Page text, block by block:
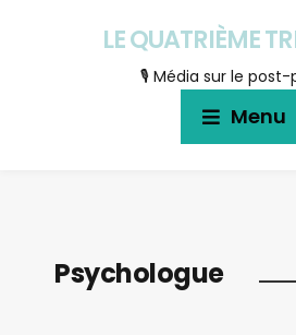
LE QUATRIÈME
🎙 Média sur le
Menu
Psychologue